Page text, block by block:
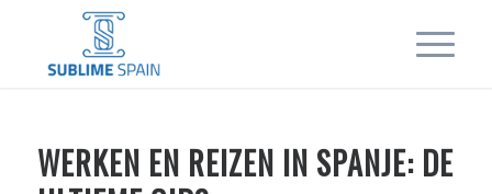
WERKEN EN REIZEN IN SPANJE: DE